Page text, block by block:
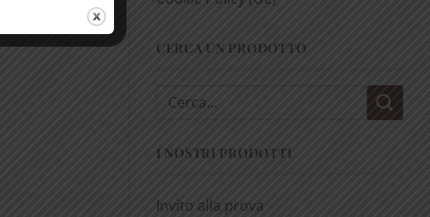
CERCA UN PRODOTTO
Cerca:
I NOSTRI PRODOTTI
Invito alla prova